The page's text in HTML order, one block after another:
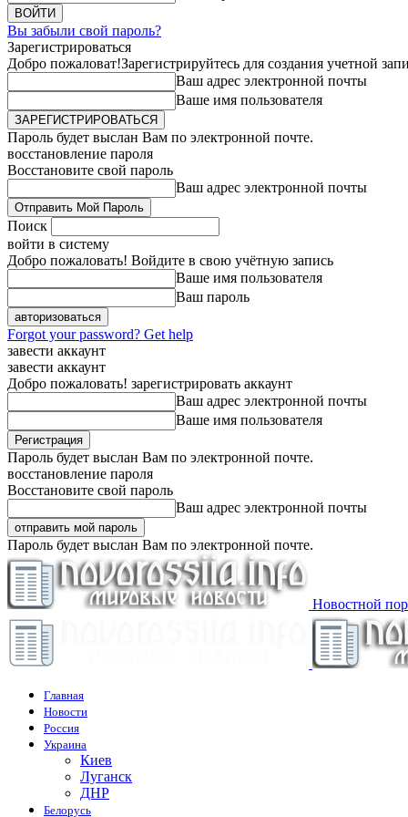
Вы забыли свой пароль?
Зарегистрироваться
Добро пожаловат!Зарегистрируйтесь для создания учетной
Ваш адрес электронной почты
Ваше имя пользователя
Пароль будет выслан Вам по электронной почте.
восстановление пароля
Восстановите свой пароль
Ваш адрес электронной почты
Поиск
войти в систему
Добро пожаловать! Войдите в свою учётную запись
Ваше имя пользователя
Ваш пароль
Forgot your password? Get help
завести аккаунт
завести аккаунт
Добро пожаловать! зарегистрировать аккаунт
Ваш адрес электронной почты
Ваше имя пользователя
Пароль будет выслан Вам по электронной почте.
восстановление пароля
Восстановите свой пароль
Ваш адрес электронной почты
Пароль будет выслан Вам по электронной почте.
Новостной
Главная
Новости
Россия
Украина
Киев
Луганск
ДНР
Белорусь